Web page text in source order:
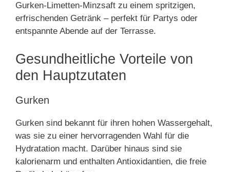
Gurken-Limetten-Minzsaft zu einem spritzigen,
erfrischenden Getränk – perfekt für Partys oder
entspannte Abende auf der Terrasse.
Gesundheitliche Vorteile von
den Hauptzutaten
Gurken
Gurken sind bekannt für ihren hohen Wassergehalt,
was sie zu einer hervorragenden Wahl für die
Hydratation macht. Darüber hinaus sind sie
kalorienarm und enthalten Antioxidantien, die freie